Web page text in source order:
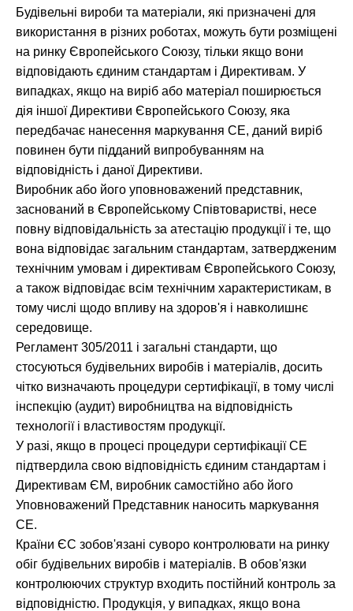
Будівельні вироби та матеріали, які призначені для
використання в різних роботах, можуть бути розміщені
на ринку Європейського Союзу, тільки якщо вони
відповідають єдиним стандартам і Директивам. У
випадках, якщо на виріб або матеріал поширюється
дія іншої Директиви Європейського Союзу, яка
передбачає нанесення маркування СЕ, даний виріб
повинен бути підданий випробуванням на
відповідність і даної Директиви.
Виробник або його уповноважений представник,
заснований в Європейському Співтоваристві, несе
повну відповідальність за атестацію продукції і те, що
вона відповідає загальним стандартам, затвердженим
технічним умовам і директивам Європейського Союзу,
а також відповідає всім технічним характеристикам, в
тому числі щодо впливу на здоров'я і навколишнє
середовище.
Регламент 305/2011 і загальні стандарти, що
стосуються будівельних виробів і матеріалів, досить
чітко визначають процедури сертифікації, в тому числі
інспекцію (аудит) виробництва на відповідність
технології і властивостям продукції.
У разі, якщо в процесі процедури сертифікації СЕ
підтвердила свою відповідність єдиним стандартам і
Директивам ЄМ, виробник самостійно або його
Уповноважений Представник наносить маркування
СЕ.
Країни ЄС зобов'язані суворо контролювати на ринку
обіг будівельних виробів і матеріалів. В обов'язки
контролюючих структур входить постійний контроль за
відповідністю. Продукція, у випадках, якщо вона